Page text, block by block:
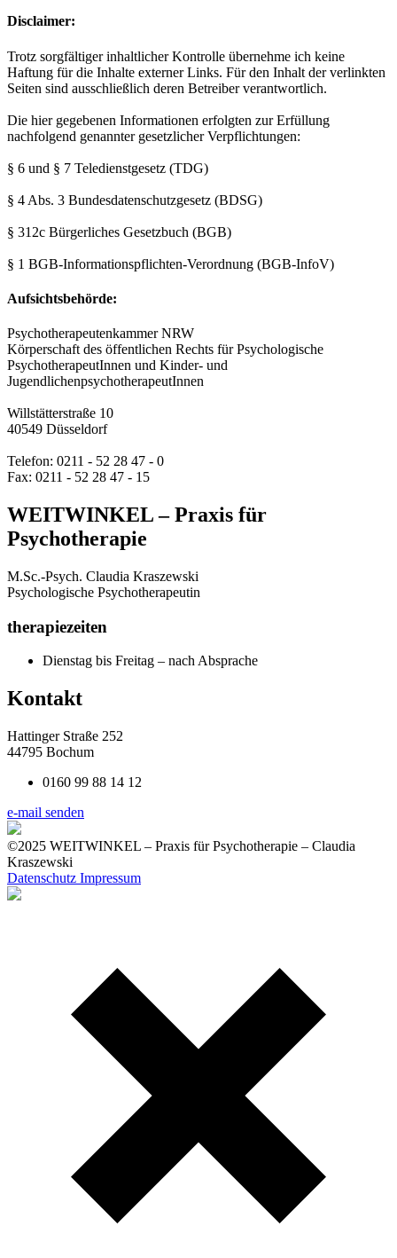
Disclaimer:
Trotz sorgfältiger inhaltlicher Kontrolle übernehme ich keine
Haftung für die Inhalte externer Links. Für den Inhalt der verlinkten
Seiten sind ausschließlich deren Betreiber verantwortlich.
Die hier gegebenen Informationen erfolgten zur Erfüllung
nachfolgend genannter gesetzlicher Verpflichtungen:
§ 6 und § 7 Teledienstgesetz (TDG)
§ 4 Abs. 3 Bundesdatenschutzgesetz (BDSG)
§ 312c Bürgerliches Gesetzbuch (BGB)
§ 1 BGB-Informationspflichten-Verordnung (BGB-InfoV)
Aufsichtsbehörde:
Psychotherapeutenkammer NRW
Körperschaft des öffentlichen Rechts für Psychologische
PsychotherapeutInnen und Kinder- und
JugendlichenpsychotherapeutInnen
Willstätterstraße 10
40549 Düsseldorf
Telefon: 0211 - 52 28 47 - 0
Fax: 0211 - 52 28 47 - 15
WEITWINKEL – Praxis für
Psychotherapie
M.Sc.-Psych. Claudia Kraszewski
Psychologische Psychotherapeutin
therapiezeiten
Dienstag bis Freitag – nach Absprache
Kontakt
Hattinger Straße 252
44795 Bochum
0160 99 88 14 12
e-mail senden
©2025 WEITWINKEL – Praxis für Psychotherapie – Claudia
Kraszewski
Datenschutz Impressum